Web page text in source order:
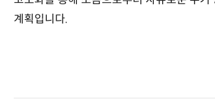
계획입니다.